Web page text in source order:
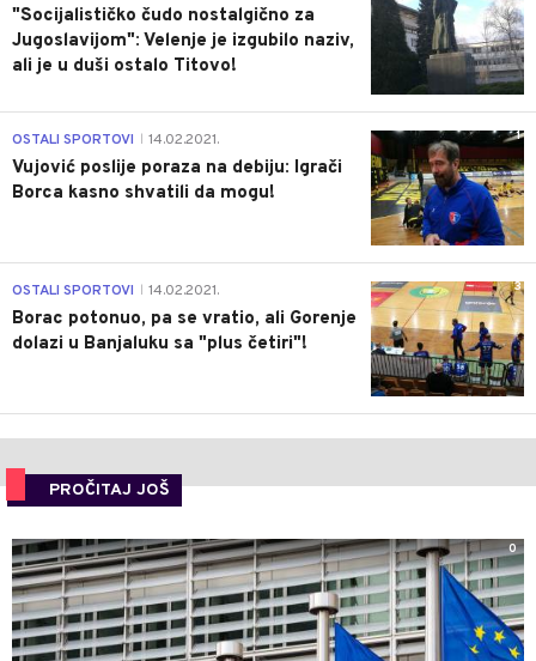
"Socijalističko čudo nostalgično za
Jugoslavijom": Velenje je izgubilo naziv,
ali je u duši ostalo Titovo!
1
OSTALI SPORTOVI 14.02.2021.
Vujović poslije poraza na debiju: Igrači
Borca kasno shvatili da mogu!
3
OSTALI SPORTOVI 14.02.2021.
Borac potonuo, pa se vratio, ali Gorenje
dolazi u Banjaluku sa "plus četiri"!
PROČITAJ JOŠ
0